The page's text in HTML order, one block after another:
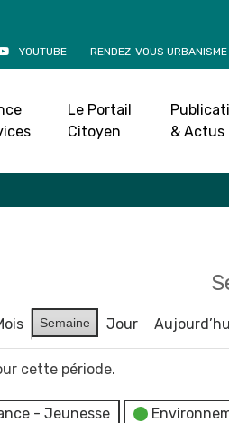
YOUTUBE RENDEZ-VOUS URBANISME
Le Portail
Citoyen
& Actus
Accueil»Agenda
Semaine Jour
cette période.
- Jeunesse